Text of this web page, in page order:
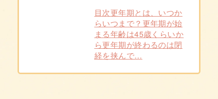
目次更年期とは、いつか
らいつまで？更年期が始
まる年齢は45歳くらいか
ら更年期が終わるのは閉
経を挟んで…